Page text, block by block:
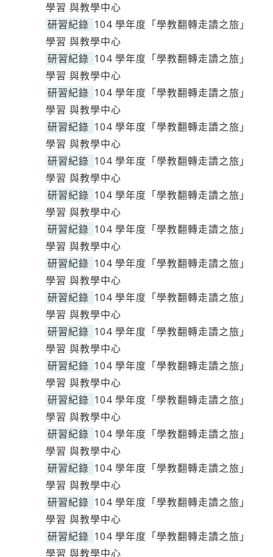
學習 與教學中心
研習紀錄 104 學年度「學教翻轉走讀之旅」
學習 與教學中心
研習紀錄 104 學年度「學教翻轉走讀之旅」
學習 與教學中心
研習紀錄 104 學年度「學教翻轉走讀之旅」
學習 與教學中心
研習紀錄 104 學年度「學教翻轉走讀之旅」
學習 與教學中心
研習紀錄 104 學年度「學教翻轉走讀之旅」
學習 與教學中心
研習紀錄 104 學年度「學教翻轉走讀之旅」
學習 與教學中心
研習紀錄 104 學年度「學教翻轉走讀之旅」
學習 與教學中心
研習紀錄 104 學年度「學教翻轉走讀之旅」
學習 與教學中心
研習紀錄 104 學年度「學教翻轉走讀之旅」
學習 與教學中心
研習紀錄 104 學年度「學教翻轉走讀之旅」
學習 與教學中心
研習紀錄 104 學年度「學教翻轉走讀之旅」
學習 與教學中心
研習紀錄 104 學年度「學教翻轉走讀之旅」
學習 與教學中心
研習紀錄 104 學年度「學教翻轉走讀之旅」
學習 與教學中心
研習紀錄 104 學年度「學教翻轉走讀之旅」
學習 與教學中心
研習紀錄 104 學年度「學教翻轉走讀之旅」
學習 與教學中心
研習紀錄 104 學年度「學教翻轉走讀之旅」
學習 與教學中心